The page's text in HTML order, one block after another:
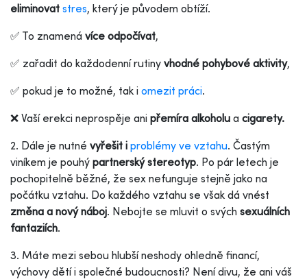
eliminovat stres, který je původem obtíží.
✅ To znamená více odpočívat,
✅ zařadit do každodenní rutiny vhodné pohybové aktivity,
✅ pokud je to možné, tak i omezit práci.
❌ Vaší erekci neprospěje ani přemíra alkoholu a cigarety.
2. Dále je nutné vyřešit i problémy ve vztahu. Častým
viníkem je pouhý partnerský stereotyp. Po pár letech je
pochopitelně běžné, že sex nefunguje stejně jako na
počátku vztahu. Do každého vztahu se však dá vnést
změna a nový náboj. Nebojte se mluvit o svých sexuálních
fantaziích.
3. Máte mezi sebou hlubší neshody ohledně financí,
výchovy dětí i společné budoucnosti? Není divu, že ani váš